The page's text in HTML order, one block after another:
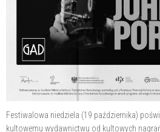
Festiwalowa niedziela (19 października)
kultowemu wydawnictwu od kultowych